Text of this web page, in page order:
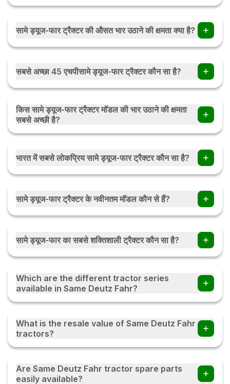
ट्रैक्टरज्ञान पर, आप अपडेटेड सामे ड्यूज-फार ट्रैक्टर कीमत पा सकते हैं।
सामे ड्यूज-फार ट्रैक्टर की औसत भार उठाने की क्षमता क्या है?
सामे ड्यूज-फार ट्रैक्टर की औसत भार उठाने की क्षमता 1250 किलोग्राम से
सबसे अच्छा 45 एचपीसामे ड्यूज-फार ट्रैक्टर कौन सा है?
सर्वश्रेष्ठ 45 एचपी सामे ड्यूज-फार ट्रैक्टर सामे ड्यूज-फार एग्रोलक्स 50
2WD है।
किस सामे ड्यूज-फार ट्रैक्टर मॉडल की भार उठाने की क्षमता
सबसे अच्छी है?
सामे ड्यूज-फार एग्रोलक्स 75 प्रोफाइलिन 4WD में सबसे अच्छी भार उठाने की
भारत में सबसे लोकप्रिय सामे ड्यूज-फार ट्रैक्टर कौन सा है?
भारत में सबसे लोकप्रिय सामे ड्यूज-फार ट्रैक्टर सामे ड्यूज-फार 3035 ई है।
सामे ड्यूज-फार ट्रैक्टर के नवीनतम मॉडल कौन से हैं?
सामे ड्यूज-फार ट्रैक्टर के नवीनतम मॉडल सामे ड्यूज-फार एग्रोमैक्स 50 ई
सामे ड्यूज-फार का सबसे शक्तिशाली ट्रैक्टर कौन सा है?
सामे ड्यूज-फार का सबसे शक्तिशाली ट्रैक्टर 80 एचपी इंजन वाला सामे ड्यूज-
Which are the different tractor series
available in Same Deutz Fahr?
Same Deutz Fahr offers popular tractor series in India,
series is designed for different farming requirements,
offering various horsepower options, modern features,
reliable performance, and efficient operation across
What is the resale value of Same Deutz Fahr
tractors?
Same Deutz Fahr tractors generally offer good resale
engines, and durable construction. The resale price
Are Same Deutz Fahr tractor spare parts
easily available?